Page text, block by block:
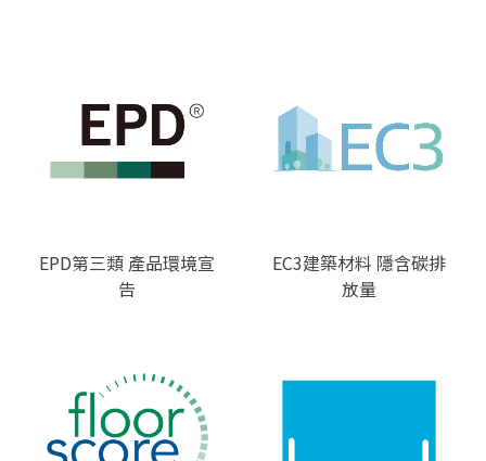
EPD第三類 產品環境宣
告
EC3建築材料 隱含碳排
放量